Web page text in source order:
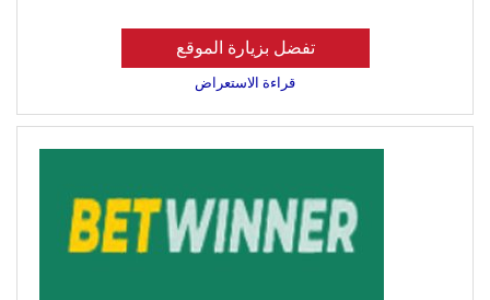
تفضل بزيارة الموقع
قراءة الاستعراض